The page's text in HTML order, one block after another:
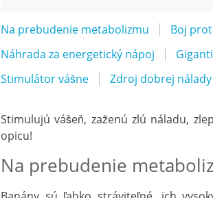
Na prebudenie metabolizmu
Boj
Náhrada za energetický nápoj
Stimulátor vášne
Zdroj dobrej nálady
Stimulujú vášeň, zaženú zlú náladu,
opicu!
Na prebudenie